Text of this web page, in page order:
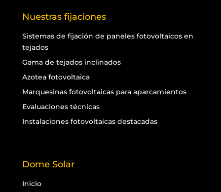
Nuestras fijaciones
Sistemas de fijación de paneles fotovoltaicos en
tejados
Gama de tejados inclinados
Azotea fotovoltaica
Marquesinas fotovoltaicas para aparcamientos
Evaluaciones técnicas
Instalaciones fotovoltaicas destacadas
Dome Solar
Inicio